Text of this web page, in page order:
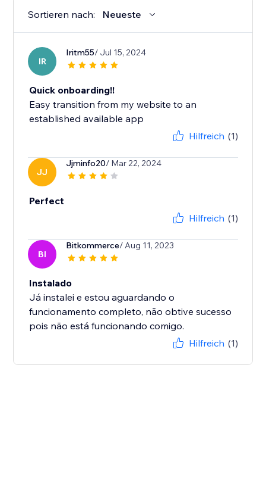
Sortieren nach: Neueste
IR
Iritm55/ Jul 15, 2024
Quick onboarding!!
Easy transition from my website to an
established available app
Hilfreich (1)
JJ
Jjminfo20/ Mar 22, 2024
Perfect
Hilfreich (1)
BI
Bitkommerce/ Aug 11, 2023
Instalado
Já instalei e estou aguardando o
funcionamento completo, não obtive sucesso
pois não está funcionando comigo.
Hilfreich (1)